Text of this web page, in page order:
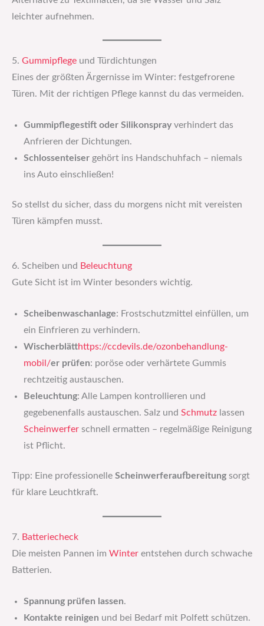
leichter aufnehmen.
5. Gummipflege und Türdichtungen
Eines der größten Ärgernisse im Winter: festgefrorene
Türen. Mit der richtigen Pflege kannst du das vermeiden.
Gummipflegestift oder Silikonsprayverhindert das
Anfrieren der Dichtungen.
Schlossenteiser gehört ins Handschuhfach – niemals
ins Auto einschließen!
So stellst du sicher, dass du morgens nicht mit vereisten
Türen kämpfen musst.
6. Scheiben und Beleuchtung
Gute Sicht ist im Winter besonders wichtig.
Scheibenwaschanlage: Frostschutzmittel einfüllen, um
ein Einfrieren zu verhindern.
Wischerblätthttps://ccdevils.de/ozonbehandlung-
mobil/er prüfen: poröse oder verhärtete Gummis
rechtzeitig austauschen.
Beleuchtung: Alle Lampen kontrollieren und
gegebenenfalls austauschen. Salz und Schmutz lassen
Scheinwerfer schnell ermatten – regelmäßige Reinigung
ist Pflicht.
Tipp: Eine professionelle Scheinwerferaufbereitung sorgt
für klare Leuchtkraft.
7. Batteriecheck
Die meisten Pannen im Winter entstehen durch schwache
Batterien.
Spannung prüfen lassen.
Kontakte reinigen und bei Bedarf mit Polfett schützen.